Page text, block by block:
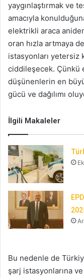
yaygınlaştırmak ve
amacıyla
elektrikli araca
oran hızla artmaya
istasyonları yetersiz
ciddileşecek. Çünkü
düşünenlerin en
gücü ve dağılımı
İlgili Makaleler
Bu nedenle de
şarj istasyonlarına